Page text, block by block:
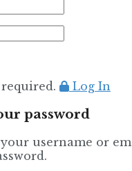
Log In
password
username or